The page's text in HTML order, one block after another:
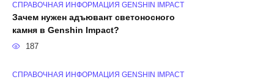
СПРАВОЧНАЯ ИНФОРМАЦИЯ GENSHIN IMPACT
Зачем нужен адъювант светоносного
камня в Genshin Impact?
187
СПРАВОЧНАЯ ИНФОРМАЦИЯ GENSHIN IMPACT